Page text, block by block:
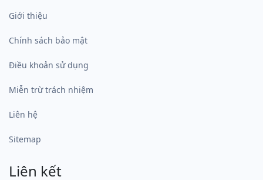
Giới thiệu
Chính sách bảo mật
Điều khoản sử dụng
Miễn trừ trách nhiệm
Liên hệ
Sitemap
Liên kết